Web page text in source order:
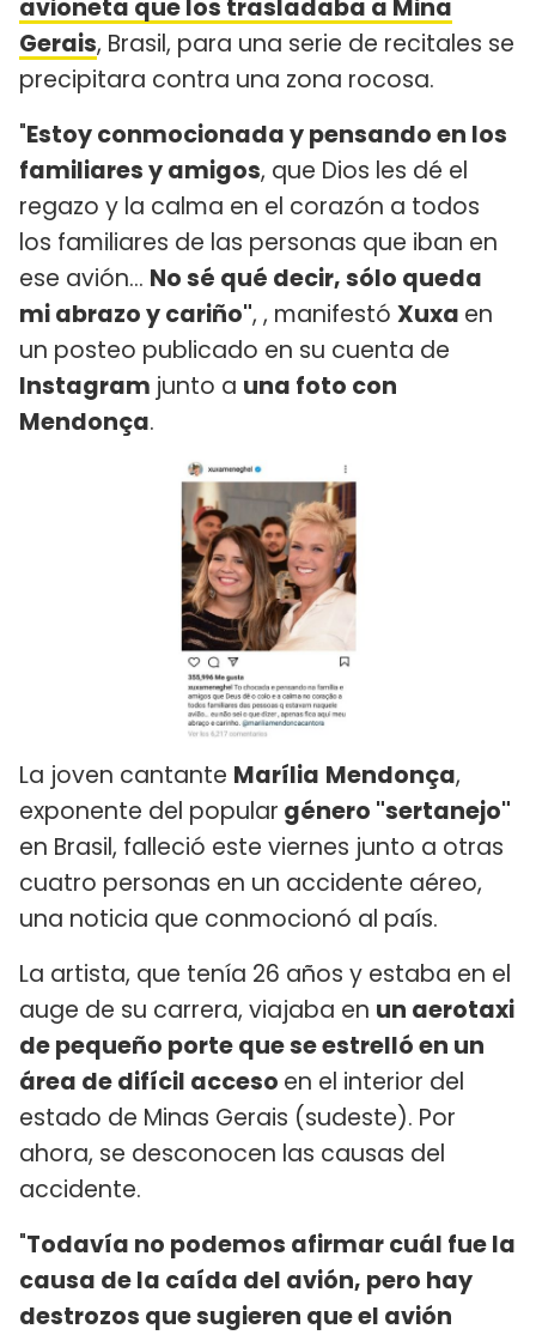
avioneta que los trasladaba a Mina
Gerais, Brasil, para una serie de recitales se
precipitara contra una zona rocosa.
"Estoy conmocionada y pensando en los
familiares y amigos, que Dios les dé el
regazo y la calma en el corazón a todos
los familiares de las personas que iban en
ese avión... No sé qué decir, sólo queda
mi abrazo y cariño", , manifestó Xuxa en
un posteo publicado en su cuenta de
Instagram junto a una foto con
Mendonça.
La joven cantante Marília Mendonça,
exponente del popular género "sertanejo"
en Brasil, falleció este viernes junto a otras
cuatro personas en un accidente aéreo,
una noticia que conmocionó al país.
La artista, que tenía 26 años y estaba en el
auge de su carrera, viajaba en un aerotaxi
de pequeño porte que se estrelló en un
área de difícil acceso en el interior del
estado de Minas Gerais (sudeste). Por
ahora, se desconocen las causas del
accidente.
"Todavía no podemos afirmar cuál fue la
causa de la caída del avión, pero hay
destrozos que sugieren que el avión